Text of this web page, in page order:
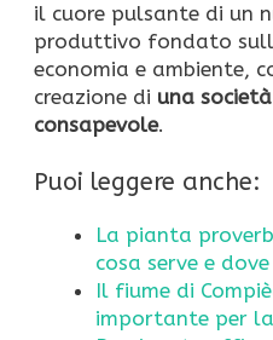
il cuore pulsante di un
produttivo fondato
economia e ambiente,
creazione di una
consapevole.
Puoi leggere anche:
La pianta
cosa serve e
Il fiume di
importante per